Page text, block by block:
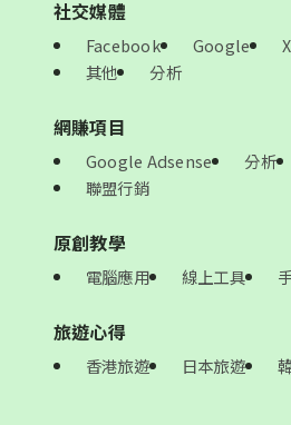
社交媒體
Facebook Google X
其他
分析
網賺項目
Google Adsense 分析
聯盟行銷
原創教學
電腦應用 線上工具
旅遊心得
香港旅遊 日本旅遊